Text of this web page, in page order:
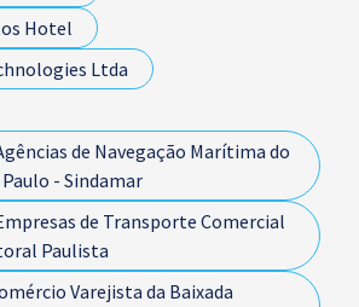
Hotel
Ltda
de Navegação Marítima do
- Sindamar
de Transporte Comercial
Paulista
Varejista da Baixada